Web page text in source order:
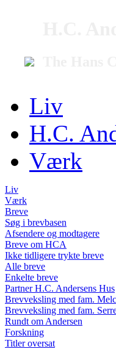
Liv
H.C.
Værk
Liv
Værk
Breve
Søg i brevbasen
Afsendere og modtagere
Breve om HCA
Ikke tidligere trykte breve
Alle breve
Enkelte breve
Partner H.C. Andersens Hus
Brevveksling med fam.
Brevveksling med fam.
Rundt om Andersen
Forskning
Titler oversat